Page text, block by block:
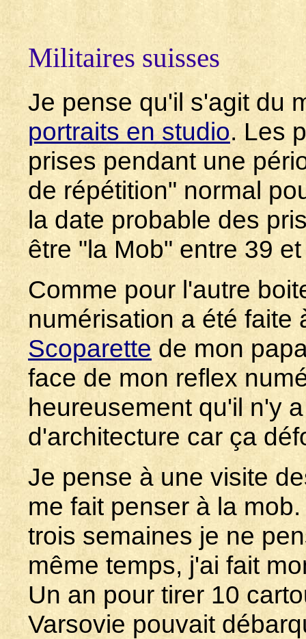
Militaires suisses
Je pense qu'il s'agit du
portraits en studio. Les
prises pendant une
de répétition" normal
la date probable des
être "la Mob" entre 39
Comme pour l'autre
numérisation a été
Scoparette de mon
face de mon reflex
heureusement qu'il n'y
d'architecture car ça
Je pense à une visite
me fait penser à la
trois semaines je ne
même temps, j'ai fait
Un an pour tirer 10
Varsovie pouvait